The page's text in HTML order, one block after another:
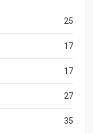
25
17
17
27
35